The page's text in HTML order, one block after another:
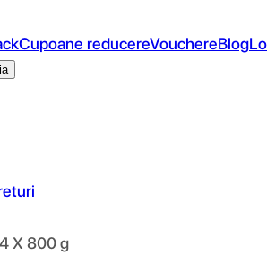
Cupoane reducereVouchereBlog
X 800 g